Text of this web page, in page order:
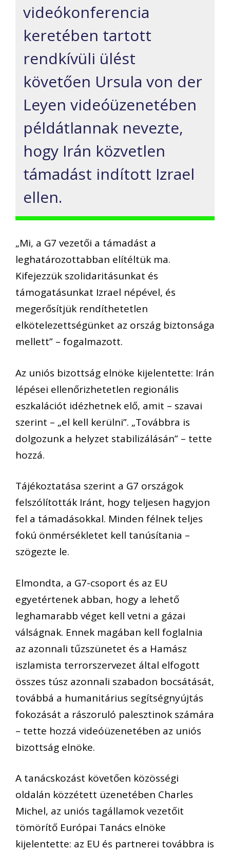
videókonferencia
keretében tartott
rendkívüli ülést
követően Ursula von der
Leyen videóüzenetében
példátlannak nevezte,
hogy Irán közvetlen
támadást indított Izrael
ellen.
„Mi, a G7 vezetői a támadást a
leghatározottabban elítéltük ma.
Kifejezzük szolidaritásunkat és
támogatásunkat Izrael népével, és
megerősítjük rendíthetetlen
elkötelezettségünket az ország biztonsága
mellett” – fogalmazott.
Az uniós bizottság elnöke kijelentette: Irán
lépései ellenőrizhetetlen regionális
eszkalációt idézhetnek elő, amit – szavai
szerint – „el kell kerülni”. „Továbbra is
dolgozunk a helyzet stabilizálásán” – tette
hozzá.
Tájékoztatása szerint a G7 országok
felszólították Iránt, hogy teljesen hagyjon
fel a támadásokkal. Minden félnek teljes
fokú önmérsékletet kell tanúsítania –
szögezte le.
Elmondta, a G7-csoport és az EU
egyetértenek abban, hogy a lehető
leghamarabb véget kell vetni a gázai
válságnak. Ennek magában kell foglalnia
az azonnali tűzszünetet és a Hamász
iszlamista terrorszervezet által elfogott
összes túsz azonnali szabadon bocsátását,
továbbá a humanitárius segítségnyújtás
fokozását a rászoruló palesztinok számára
– tette hozzá videóüzenetében az uniós
bizottság elnöke.
A tanácskozást követően közösségi
oldalán közzétett üzenetében Charles
Michel, az uniós tagállamok vezetőit
tömörítő Európai Tanács elnöke
kijelentette: az EU és partnerei továbbra is